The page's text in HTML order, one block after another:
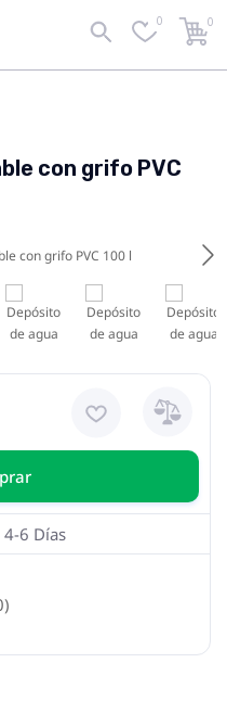
0 0
con grifo PVC
4-6 Días